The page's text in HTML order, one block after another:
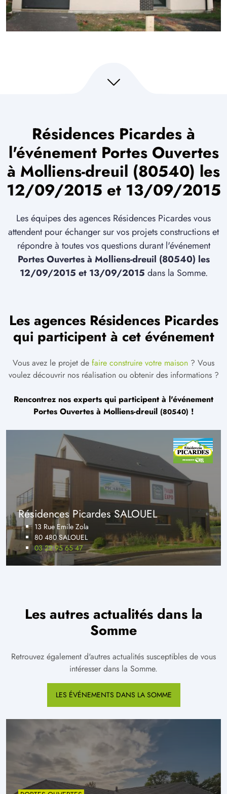
Résidences Picardes à
l'événement Portes Ouvertes
à Molliens-dreuil (80540) les
12/09/2015 et 13/09/2015
Les équipes des agences Résidences Picardes vous
attendent pour échanger sur vos projets constructions et
répondre à toutes vos questions durant l'événement
Portes Ouvertes à Molliens-dreuil (80540) les
12/09/2015 et 13/09/2015 dans la Somme.
Les agences Résidences Picardes
qui participent à cet événement
Vous avez le projet de faire construire votre maison ? Vous
voulez découvrir nos réalisation ou obtenir des informations ?
Rencontrez nos experts qui participent à l'événement
Portes Ouvertes à Molliens-dreuil (80540) !
Résidences Picardes SALOUEL
13 Rue Emile Zola
80 480 SALOUEL
03 22 95 65 47
Les autres actualités dans la
Somme
Retrouvez également d'autres actualités susceptibles de vous
intéresser dans la Somme.
LES ÉVÉNEMENTS DANS LA SOMME